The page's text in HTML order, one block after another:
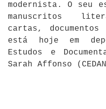
modernista. O seu
manuscritos
cartas,
está hoje em
Estudos e
Sarah Affonso